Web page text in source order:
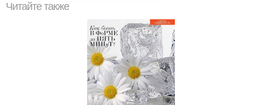
Читайте также